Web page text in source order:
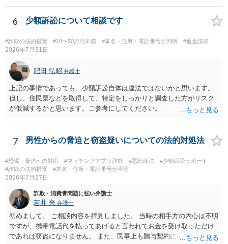
画の尺は10分ほど、服を着たままで胸を触って欲しい、などの要望を
して、要求された金額(1000円程度)の電子マネーを送信してしまいま
した。 そこから、撮影するまで暇なので顔の雰囲気の写真を交換して
欲しい、住んでいる都道府県と区を教えてと言われたので教えたりと
言ったやり取りをしていました。 というやりとりは、青少年条例違反
（わいせつ行為）の疑いがあります。18歳未満と知らなくても処罰可
能です。
6 少額訴訟について相談です
#詐欺の法的措置 #10〜50万円未満 #本名・住所・電話番号が判明 #返金請求
2026年7月31日
肥田 弘昭 弁護士
上記の事情であっても、少額訴訟自体は違法ではないかと思います。
但し、住民票などを取得して、特定をしっかりと調査した方がリスク
が低減するかと思います。ご参考にしてください。
7 男性からの脅迫と窃盗疑いについての法的対処法
#恐喝・脅迫への対応 #マッチングアプリ詐欺 #悪徳商法
#少額訴訟サポート
#詐欺の法的措置
#本名・住所・電話番号が不明
2026年7月27日
詐欺・消費者問題に強い弁護士
若井 亮 弁護士
初めまして。 ご相談内容を拝見しました。 当時の相手方の内心は不明
ですが、携帯電話代を払ってあげると言われてお金を受け取っただけ
であれば窃盗になりません。 また、民事上も贈与契約に該当すると思